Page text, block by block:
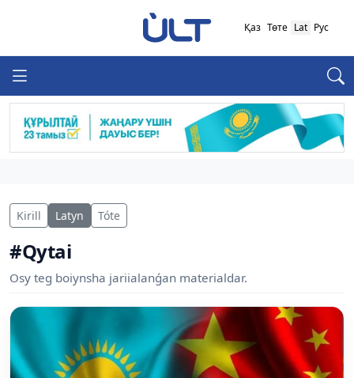
Қаз Төте Lat Рус
Kirill Latyn Tóte
#Qytai
Osy teg boiynsha jariialanǵan materialdar.